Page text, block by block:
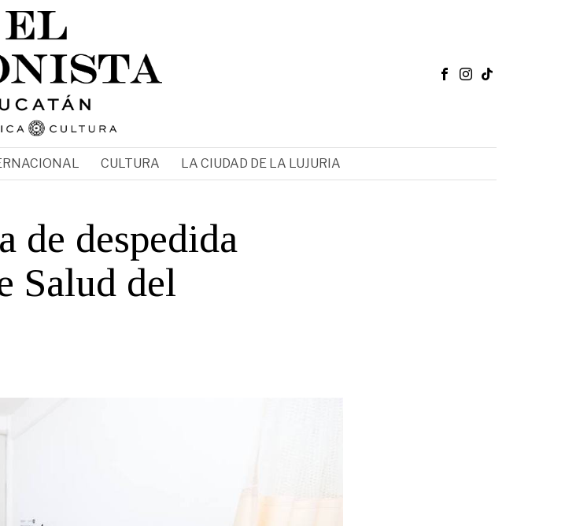
CULTURA LA CIUDAD DE LA LUJURIA
de despedida
Salud del